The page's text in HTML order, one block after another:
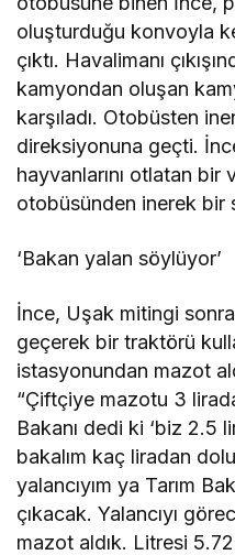
oluşturduğu konvoyla
çıktı. Havalimanı
kamyondan oluşan
karşıladı. Otobüsten
direksiyonuna geçti.
hayvanlarını otlatan
otobüsünden inerek bir
‘Bakan yalan söylüyor’
İnce, Uşak mitingi
geçerek bir traktörü
istasyonundan mazot
“Çiftçiye mazotu 3
Bakanı dedi ki ‘biz 2.5
bakalım kaç liradan
yalancıyım ya Tarım
çıkacak. Yalancıyı
mazot aldık. Litresi